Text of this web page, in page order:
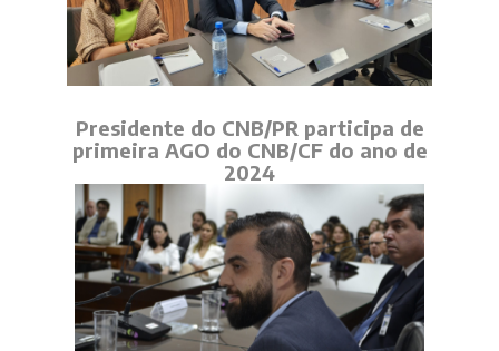
Presidente do CNB/PR participa de
primeira AGO do CNB/CF do ano de
2024